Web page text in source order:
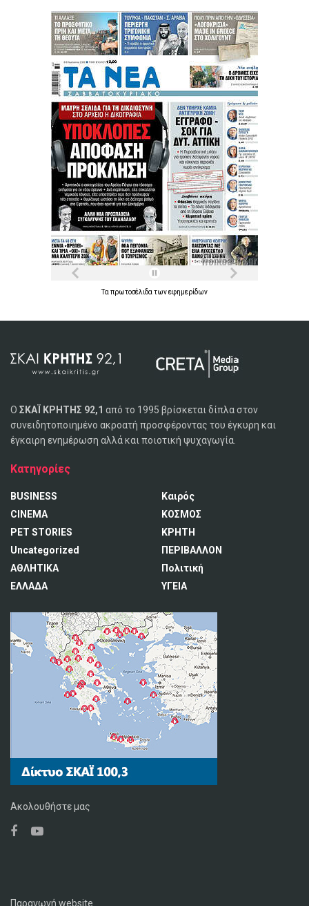
Ταπρωτοσέλιδατωνεφημερίδων
Ο ΣΚΑΪ ΚΡΗΤΗΣ 92,1 από το 1995 βρίσκεται δίπλα στον
συνειδητοποιημένο ακροατή προσφέροντας του έγκυρη και
έγκαιρη ενημέρωση αλλά και ποιοτική ψυχαγωγία.
Κατηγορίες
BUSINESS
CINEMA
PET STORIES
Uncategorized
ΑΘΛΗΤΙΚΑ
ΕΛΛΑΔΑ
Καιρός
ΚΟΣΜΟΣ
ΚΡΗΤΗ
ΠΕΡΙΒΑΛΛΟΝ
Πολιτική
ΥΓΕΙΑ
Ακολουθήστε μας
Παραγωγή website